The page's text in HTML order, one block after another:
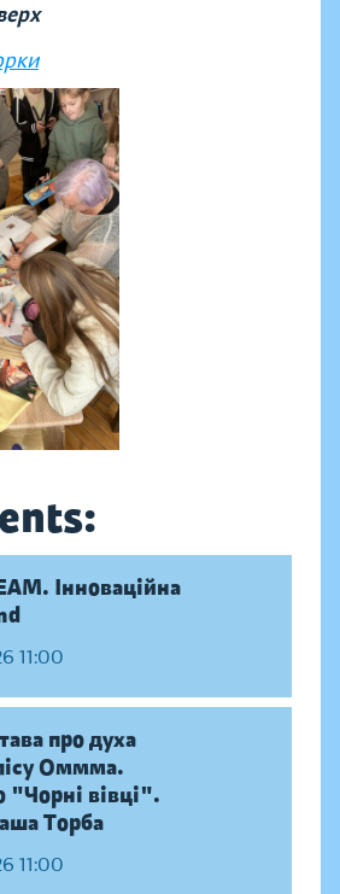
Інноваційна
11:00
про духа
Оммма.
"Чорні вівці".
Торба
11:00